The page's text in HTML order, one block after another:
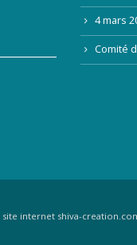
4 mars
Comité
site internet shiva-